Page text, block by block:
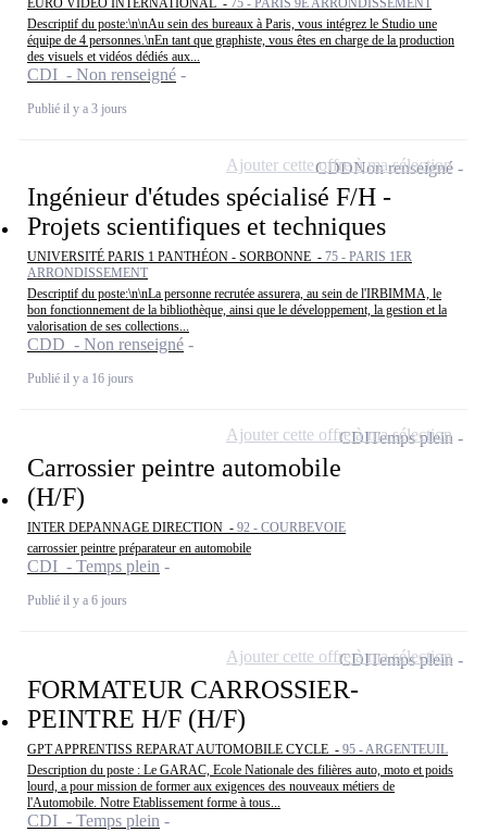
Descriptif du poste:\n\nAu sein des bureaux à Paris, vous intégrez le Studio une
équipe de 4 personnes.\nEn tant que graphiste, vous êtes en charge de la production
des visuels et vidéos dédiés aux...
CDI - Non renseigné
Publié il y a 3 jours
Ingénieur d'études spécialisé F/H -
Projets scientifiques et techniques
UNIVERSITÉ PARIS 1 PANTHÉON - SORBONNE - 75 - PARIS 1ER
ARRONDISSEMENT
Descriptif du poste:\n\nLa personne recrutée assurera, au sein de l'IRBIMMA, le
bon fonctionnement de la bibliothèque, ainsi que le développement, la gestion et la
valorisation de ses collections...
CDD - Non renseigné
Publié il y a 16 jours
CDDNon renseigné
Ajouter cette offre à ma sélection
Carrossier peintre automobile
(H/F)
INTER DEPANNAGE DIRECTION - 92 - COURBEVOIE
carrossier peintre préparateur en automobile
CDI - Temps plein
Publié il y a 6 jours
CDITemps plein
Ajouter cette offre à ma sélection
FORMATEUR CARROSSIER-
PEINTRE H/F (H/F)
GPT APPRENTISS REPARAT AUTOMOBILE CYCLE - 95 - ARGENTEUIL
Description du poste : Le GARAC, Ecole Nationale des filières auto, moto et poids
lourd, a pour mission de former aux exigences des nouveaux métiers de
l'Automobile. Notre Etablissement forme à tous...
CDI - Temps plein
CDITemps plein
Ajouter cette offre à ma sélection